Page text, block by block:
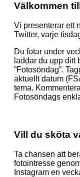
Välkommen
Vi presenterar ett
Twitter, varje
Du fotar under
laddar du upp ditt
”Fotosöndag”.
aktuellt datum
tema.
Fotosöndags
Vill du sköta
Ta chansen att
fotointresse
Instagram en